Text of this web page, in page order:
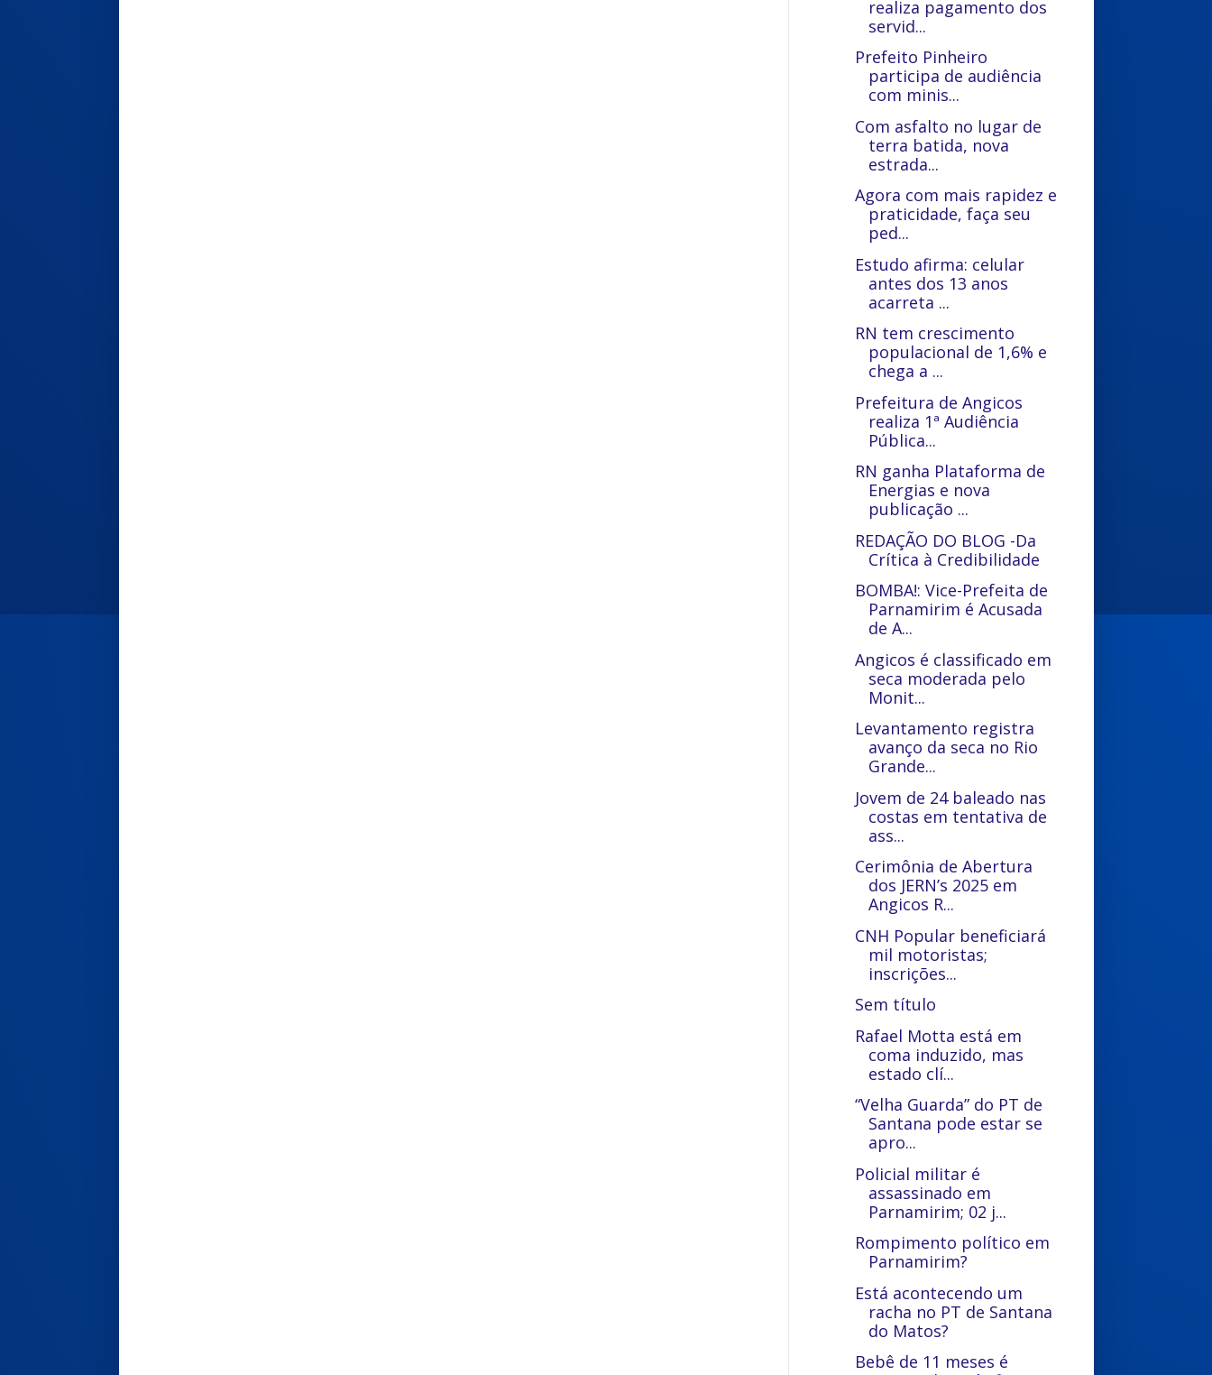
realiza pagamento dos
servid...
Prefeito Pinheiro
participa de audiência
com minis...
Com asfalto no lugar de
terra batida, nova
estrada...
Agora com mais rapidez e
praticidade, faça seu
ped...
Estudo afirma: celular
antes dos 13 anos
acarreta ...
RN tem crescimento
populacional de 1,6% e
chega a ...
Prefeitura de Angicos
realiza 1ª Audiência
Pública...
RN ganha Plataforma de
Energias e nova
publicação ...
REDAÇÃO DO BLOG -Da
Crítica à Credibilidade
BOMBA!: Vice-Prefeita de
Parnamirim é Acusada
de A...
Angicos é classificado em
seca moderada pelo
Monit...
Levantamento registra
avanço da seca no Rio
Grande...
Jovem de 24 baleado nas
costas em tentativa de
ass...
Cerimônia de Abertura
dos JERN’s 2025 em
Angicos R...
CNH Popular beneficiará
mil motoristas;
inscrições...
Sem título
Rafael Motta está em
coma induzido, mas
estado clí...
“Velha Guarda” do PT de
Santana pode estar se
apro...
Policial militar é
assassinado em
Parnamirim; 02 j...
Rompimento político em
Parnamirim?
Está acontecendo um
racha no PT de Santana
do Matos?
Bebê de 11 meses é